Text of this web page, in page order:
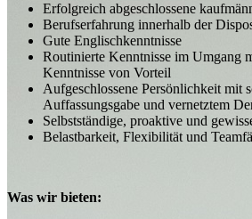
Erfolgreich abgeschlossene
Berufserfahrung innerhalb der
Gute Englischkenntnisse
Routinierte Kenntnisse im Umgang
Kenntnisse von Vorteil
Aufgeschlossene Persönlichkeit mit
Auffassungsgabe und vernetztem
Selbstständige, proaktive und
Belastbarkeit, Flexibilität und
Was wir bieten: